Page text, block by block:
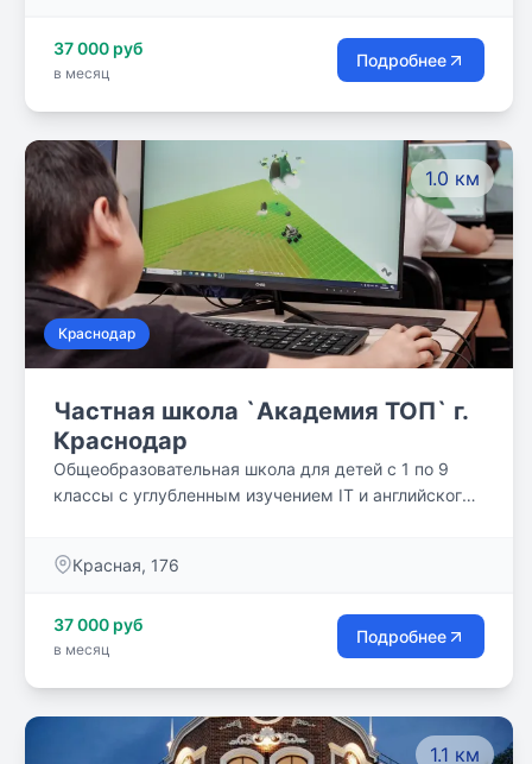
ценовая политика.
37 000 руб
в месяц
Подробнее
1.0 км
Краснодар
Частная школа `Академия ТОП` г.
Краснодар
Общеобразовательная школа для детей с 1 по 9
классы с углубленным изучением IT и английского
Красная, 176
37 000 руб
в месяц
Подробнее
1.1 км